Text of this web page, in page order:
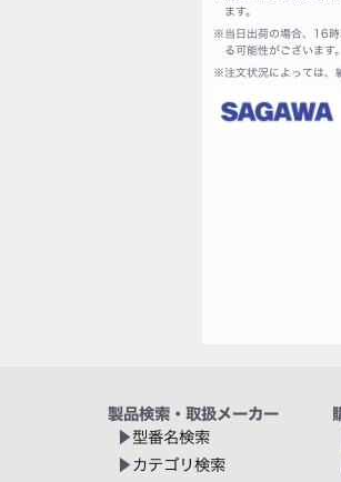
ます。
※ 当日出荷の場合、16
る可能性がございます。
※注文状況によっては、
製品検索・取扱メーカー
型番名検索
カテゴリ検索